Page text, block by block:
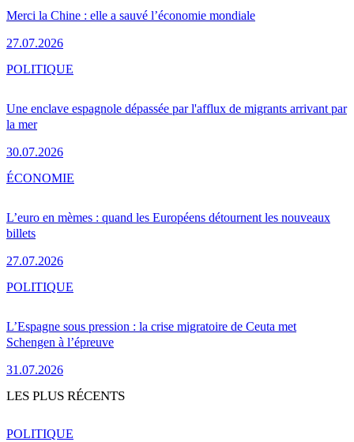
Merci la Chine : elle a sauvé l’économie mondiale
27.07.2026
Une enclave espagnole dépassée par l'afflux de migrants arrivant par
la mer
30.07.2026
POLITIQUE
L’euro en mèmes : quand les Européens détournent les nouveaux
billets
27.07.2026
ÉCONOMIE
L’Espagne sous pression : la crise migratoire de Ceuta met
Schengen à l’épreuve
31.07.2026
POLITIQUE
LES PLUS RÉCENTS
POLITIQUE